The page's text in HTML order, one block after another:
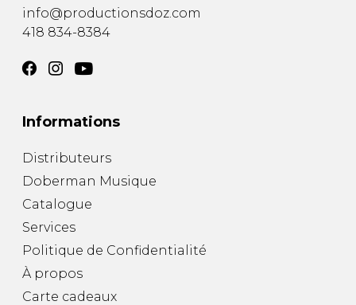
info@productionsdoz.com
418 834-8384
Informations
Distributeurs
Doberman Musique
Catalogue
Services
Politique de Confidentialité
À propos
Carte cadeaux